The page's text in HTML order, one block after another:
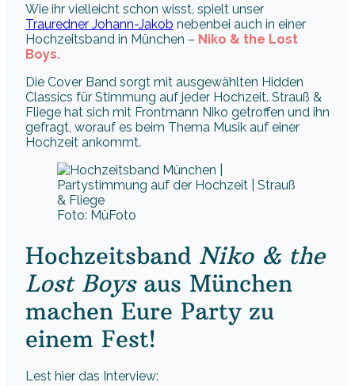
Wie ihr vielleicht schon wisst, spielt unser
Trauredner Johann-Jakob nebenbei auch in einer
Hochzeitsband in München – Niko & the Lost
Boys.
Die Cover Band sorgt mit ausgewählten Hidden
Classics für Stimmung auf jeder Hochzeit. Strauß &
Fliege hat sich mit Frontmann Niko getroffen und ihn
gefragt, worauf es beim Thema Musik auf einer
Hochzeit ankommt.
Foto: MüFoto
Hochzeitsband Niko & the
Lost Boysaus München
machen Eure Party zu
einem Fest!
Lest hier das Interview: